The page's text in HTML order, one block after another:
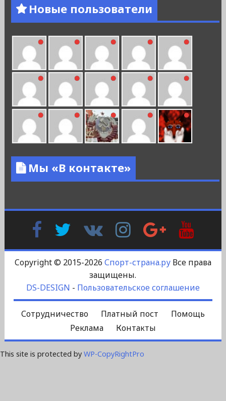
Новые пользователи
Мы «В контакте»
FacebookTwitter
Контакте
InstagramGoogle
Plus
Copyright © 2015-2026 Спорт-страна.руВсе права
защищены.
DS-DESIGN - Пользовательское соглашение
Сотрудничество Платный пост
Помощь
Реклама
Контакты
This site is protected by WP-CopyRightPro